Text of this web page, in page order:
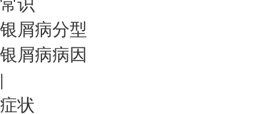
常识
银屑病分型
银屑病病因
|
症状